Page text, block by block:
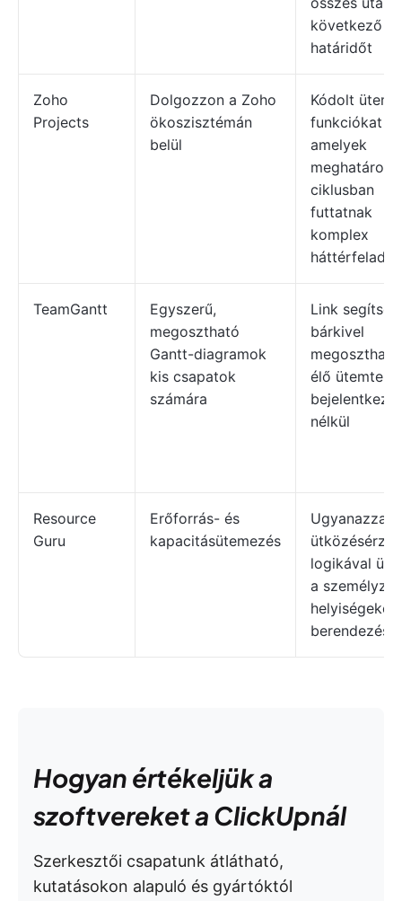
következő
határidőt
Zoho
Projects
Dolgozzon a Zoho
ökoszisztémán
belül
Kódolt
funkciókat
amelyek
ciklusban
futtatnak
komplex
TeamGantt
Egyszerű,
megosztható
Gantt-diagramok
kis csapatok
számára
Link
bárkivel
élő
nélkül
Resource
Guru
Erőforrás- és
kapacitásütemezés
Ugyanazzal
logikával
a
helyiségeket
Hogyan értékeljük a
szoftvereket a ClickUpnál
Szerkesztői csapatunk átlátható,
kutatásokon alapuló és gyártóktól